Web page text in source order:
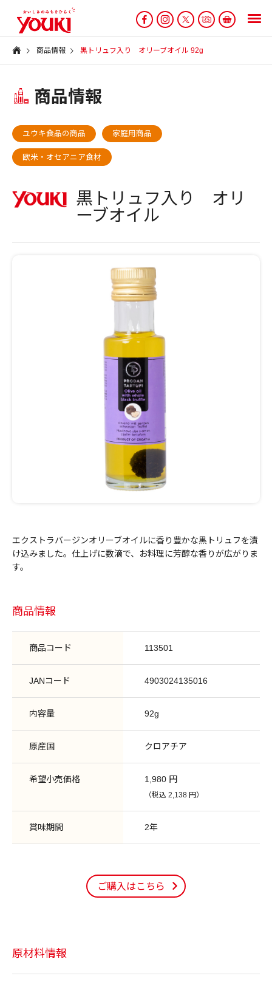
商品情報 黒トリュフ入り オリーブオイル 92g
商品情報
ユウキ食品の商品 家庭用商品
欧米・オセアニア食材
黒トリュフ入り オリ
ーブオイル
エクストラバージンオリーブオイルに香り豊かな黒トリュフを漬
け込みました。仕上げに数滴で、お料理に芳醇な香りが広がりま
す。
商品情報
商品コード 113501
JANコード 4903024135016
内容量 92g
原産国 クロアチア
希望小売価格 1,980 円
（税込 2,138 円）
賞味期間 2年
ご購入はこちら
原材料情報